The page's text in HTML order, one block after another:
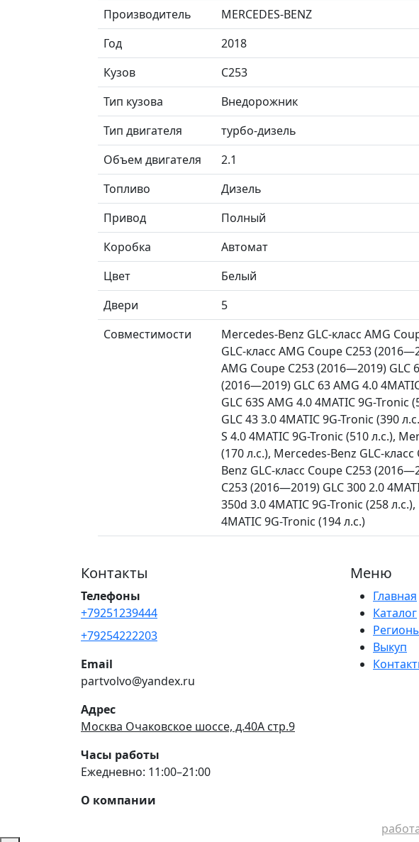
Производитель
MERCEDES-BENZ
Год
2018
Кузов
C253
Тип кузова
Внедорожник
Тип двигателя
турбо-дизель
Объем двигателя
2.1
Топливо
Дизель
Привод
Полный
Коробка
Автомат
Цвет
Белый
Двери
5
Совместимости
Mercedes-Benz GLC-класс AMG
GLC-класс AMG Coupe C253
AMG Coupe C253 (2016—2019) GLC
(2016—2019) GLC 63 AMG 4.0
GLC 63S AMG 4.0 4MATIC 9G-
GLC 43 3.0 4MATIC 9G-Tronic (390
S 4.0 4MATIC 9G-Tronic (510 л.с.),
(170 л.с.), Mercedes-Benz GLC-
Benz GLC-класс Coupe C253
C253 (2016—2019) GLC 300 2.0
350d 3.0 4MATIC 9G-Tronic (258
4MATIC 9G-Tronic (194 л.с.)
Контакты
Телефоны
+79251239444
+79254222203
Email
partvolvo@yandex.ru
Адрес
Москва Очаковское шоссе, д.40А стр.9
Часы работы
Ежедневно: 11:00–21:00
О компании
Меню
Главная
Каталог
Выкуп